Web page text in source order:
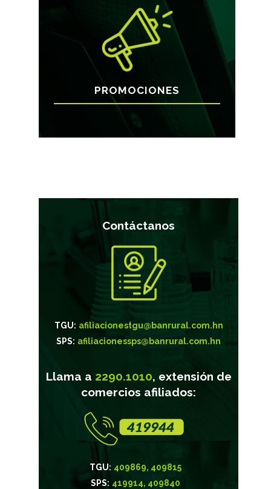
PROMOCIONES
Contáctanos
TGU: afiliacionestgu@banrural.com.hn
SPS: afiliacionessps@banrural.com.hn
Llama a 2290.1010, extensión de
comercios afiliados:
TGU: 409869, 409815
SPS: 419914, 409840